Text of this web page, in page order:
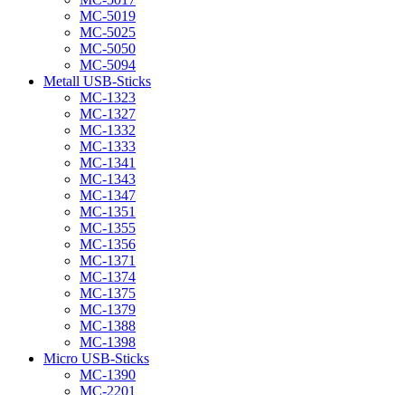
MC-5019
MC-5025
MC-5050
MC-5094
Metall USB-Sticks
MC-1323
MC-1327
MC-1332
MC-1333
MC-1341
MC-1343
MC-1347
MC-1351
MC-1355
MC-1356
MC-1371
MC-1374
MC-1375
MC-1379
MC-1388
MC-1398
Micro USB-Sticks
MC-1390
MC-2201